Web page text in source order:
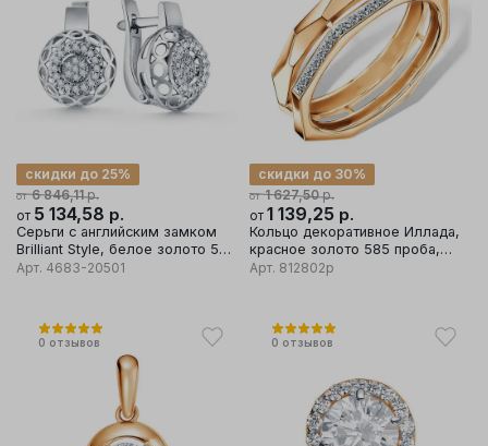
от 6 846,11р.
скидки до 25%
от 5 134,58 р.
Серьги с английским замком
Brilliant Style, белое золото 585
проба, вставка бриллиант
Арт. 4683-20501
от 1 627,50р.
скидки до 30%
от 1 139,25 р.
Кольцо декоративное Иллада,
красное золото 585 проба,
вставка фианит
Арт. 812802р
0 отзывов 0 отзывов